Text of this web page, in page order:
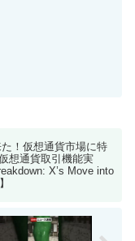
た！仮想通貨市場に特
想通貨取引機能実
X’s Move into